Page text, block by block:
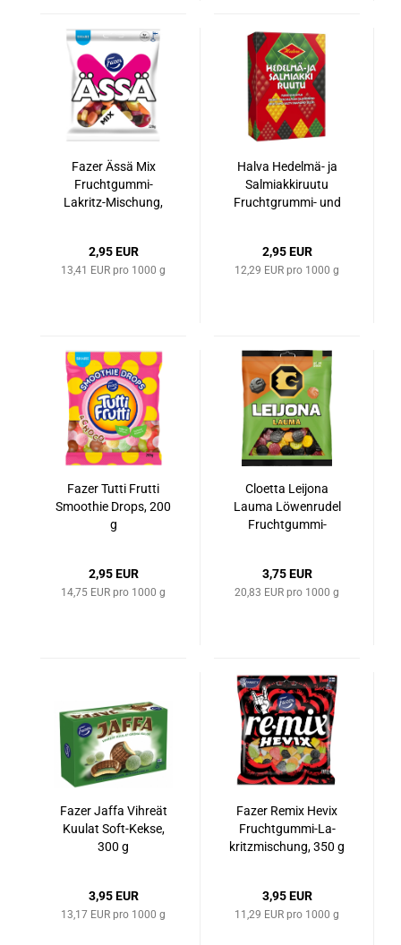
Fazer Ässä Mix
Fruchtgummi-​​
Lakritz-​Mischung,
2,95 EUR
13,41 EUR pro 1000 g
Halva Hedelmä-​​ ja
Sal­mi­ak­ki­ruutu
Fruchtgrummi-​​ und
2,95 EUR
12,29 EUR pro 1000 g
Fazer Tutti Frut­ti
Smoo­t­hie Drops, 200
g
2,95 EUR
14,75 EUR pro 1000 g
Cloet­ta Lei­jo­na
Lauma Lö­wen­ru­del
Fruchtgummi-​​
3,75 EUR
20,83 EUR pro 1000 g
Fazer Jaffa Vih­re­ät
Ku­ulat Soft-​Kekse,
300 g
3,95 EUR
13,17 EUR pro 1000 g
Fazer Remix Hevix
Fruchtgummi-​​La­
kritz­mi­schung, 350 g
3,95 EUR
11,29 EUR pro 1000 g